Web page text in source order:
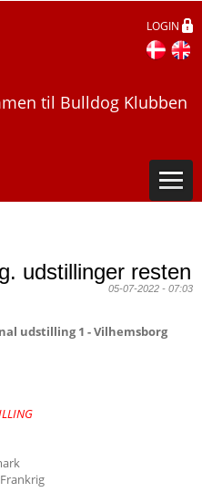
LOGIN
til Bulldog Klubben
udstillinger resten
05-07-2022 - 07:03
udstilling 1 - Vilhemsborg